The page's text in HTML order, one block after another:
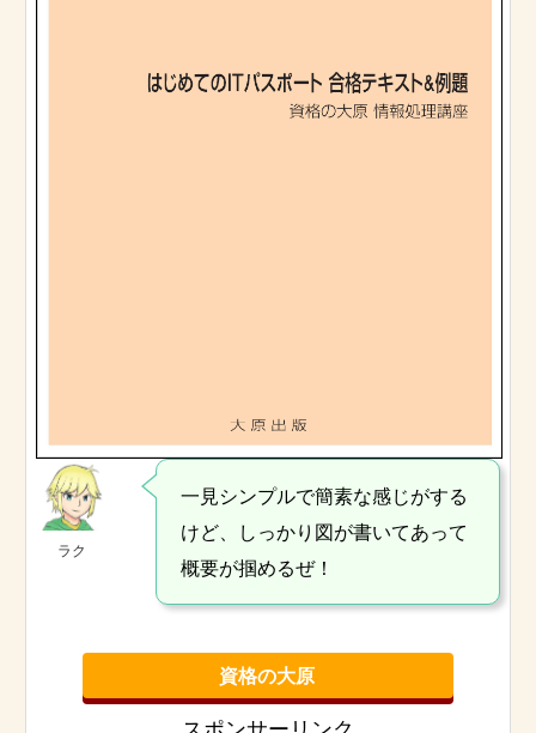
ラク
一見シンプルで簡素な感じがする
けど、しっかり図が書いてあって
概要が掴めるぜ！
資格の大原